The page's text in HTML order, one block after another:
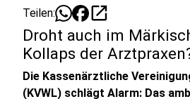
Teilen: open_in_new
Droht auch im
Kollaps der
Die Kassenärztliche
(KVWL) schlägt Alarm: Das